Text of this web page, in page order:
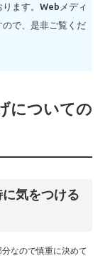
ます。Webメディ
で、是非ご覧くだ
についての
気をつける
なので慎重に決めて